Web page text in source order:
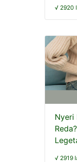
√ 2920
Nyeri
√ 2919